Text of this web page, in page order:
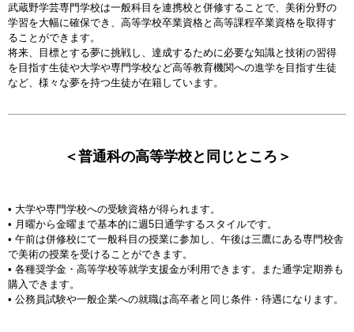
武蔵野学芸専門学校は一般科目を連携校と併修することで、美術分野の
学習を大幅に確保でき、高等学校卒業資格と高等課程卒業資格を取得す
ることができます。
将来、目標とする夢に挑戦し、達成するために必要な知識と技術の習得
を目指す生徒や大学や専門学校など高等教育機関への進学を目指す生徒
など、様々な夢を持つ生徒が在籍しています。
＜普通科の高等学校と同じところ＞
• 大学や専門学校への受験資格が得られます。
• 月曜から金曜まで基本的に週5日通学するスタイルです。
• 午前は併修校にて一般科目の授業に参加し、午後は三鷹にある専門校舎
で美術の授業を受けることができます。
• 各種奨学金・高等学校等就学支援金が利用できます。また通学定期券も
購入できます。
• 公務員試験や一般企業への就職は高卒者と同じ条件・待遇になります。